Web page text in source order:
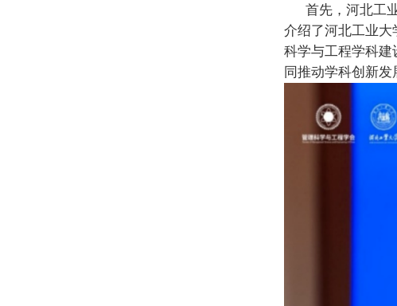
首先， 河北工
介绍了河北工业大
科学与工程学科
同推动学科创新